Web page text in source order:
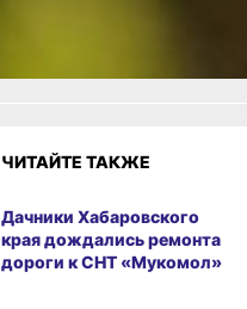
ЧИТАЙТЕ ТАКЖЕ
Дачники Хабаровского
края дождались ремонта
дороги к СНТ «Мукомол»